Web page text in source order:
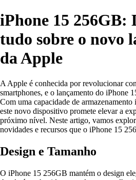
iPhone 15 256GB:
tudo sobre o novo
da Apple
A Apple é conhecida por revolucionar
smartphones, e o lançamento do iPhone
Com uma capacidade de
este novo dispositivo promete elevar a
próximo nível. Neste artigo, vamos
novidades e recursos que o iPhone 15
Design e Tamanho
O iPhone 15 256GB mantém o design